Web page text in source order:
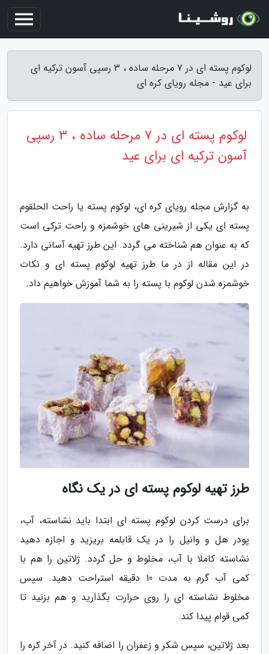
لوکوم پسته ای در 7 مرحله ساده ، 3 رسپی آسون ترکیه ای
برای عید - مجله رویای کره ای
لوکوم پسته ای در 7 مرحله ساده ، 3 رسپی
آسون ترکیه ای برای عید
به گزارش مجله رویای کره ای، لوکوم پسته یا راحت الحلقوم
پسته ای یکی از شیرینی های خوشمزه و راحت ترکی است
که به عنوان هم شناخته می گردد. این طرز تهیه آسانی دارد.
در این مقاله از در ما طرز تهیه لوکوم پسته ای و نکات
خوشمزه شدن لوکوم با پسته را به شما آموزش خواهیم داد.
طرز تهیه لوکوم پسته ای در یک نگاه
برای درست کردن لوکوم پسته ای ابتدا باید نشاسته، آب،
پودر هل و وانیل را در یک قابلمه بریزید و اجازه دهید
نشاسته کاملا با آب، مخلوط و حل گردد. ژلاتین را هم با
کمی آب گرم به مدت 10 دقیقه استراحت دهید. سپس
مخلوط نشاسته ای را روی حرارت بگذارید و هم بزنید تا
کمی قوام پیدا کند.
بعد ژلاتین، سپس شکر و زعفران را اضافه کنید. در آخر کره را